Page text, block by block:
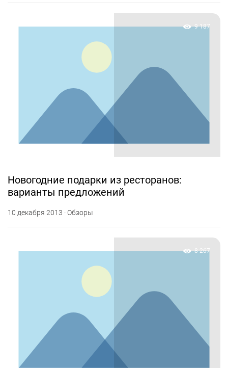
9 187
Новогодние подарки из ресторанов:
варианты предложений
10 декабря 2013 · Обзоры
8 267